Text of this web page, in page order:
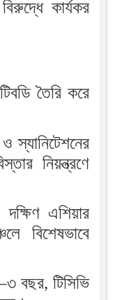
কার্যকর
তৈরি করে
স্যানিটেশনের
নিয়ন্ত্রণে
দক্ষিণ এশিয়ার
বিশেষভাবে
বছর, টিসিভি